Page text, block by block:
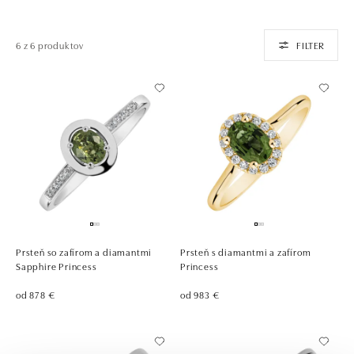
6 z 6 produktov FILTER
Prsteň so zafírom a diamantmi
Sapphire Princess
od 878 €
Prsteň s diamantmi a zafírom
Princess
od 983 €